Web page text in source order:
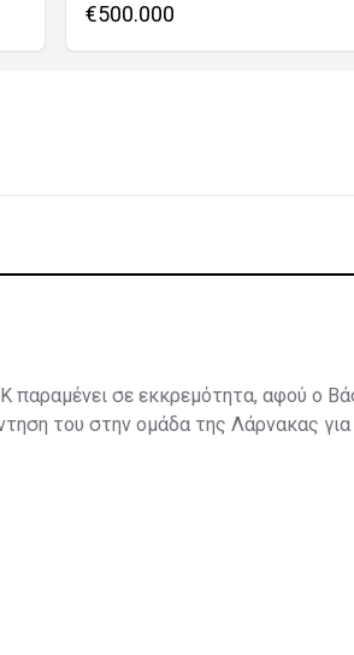
€500.000
παραμένει σε εκκρεμότητα, αφού ο
του στην ομάδα της Λάρνακας